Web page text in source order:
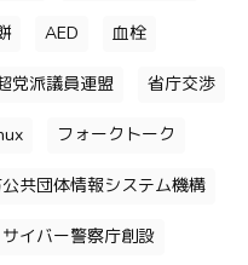
AED 血栓
党派議員連盟 省庁交渉
フォークトーク
共団体情報システム機構
サイバー警察庁創設